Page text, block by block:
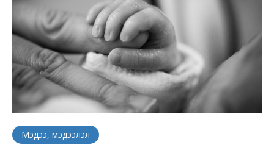
Мэдээ, мэдээлэл